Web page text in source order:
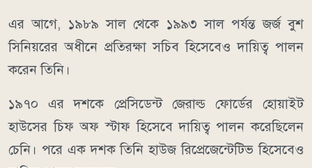
এর আগে, ১৯৮৯ সাল থেকে ১৯৯৩ সাল পর্যন্ত জর্জ বুশ
সিনিয়রের অধীনে প্রতিরক্ষা সচিব হিসেবেও দায়িত্ব পালন
করেন তিনি।
১৯৭০ এর দশকে প্রেসিডেন্ট জেরাল্ড ফোর্ডের হোয়াইট
হাউসের চিফ অফ স্টাফ হিসেবে দায়িত্ব পালন করেছিলেন
চেনি। পরে এক দশক তিনি হাউজ রিপ্রেজেন্টেটিভ হিসেবেও